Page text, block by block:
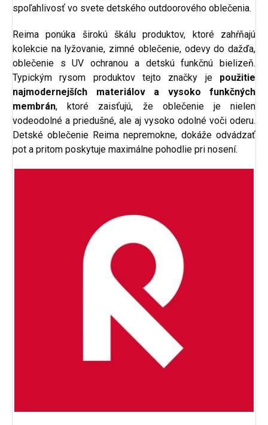
spoľahlivosť vo svete detského outdoorového oblečenia.
Reima ponúka širokú škálu produktov, ktoré zahŕňajú
kolekcie na lyžovanie, zimné oblečenie, odevy do dažďa,
oblečenie s UV ochranou a detskú funkčnú bielizeň.
Typickým rysom produktov tejto značky je použitie
najmodernejších materiálov a vysoko funkčných
membrán, ktoré zaisťujú, že oblečenie je nielen
vodeodolné a priedušné, ale aj vysoko odolné voči oderu.
Detské oblečenie Reima nepremokne, dokáže odvádzať
pot a pritom poskytuje maximálne pohodlie pri nosení.